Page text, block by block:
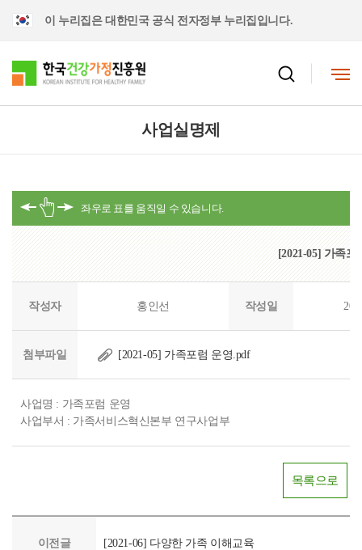
이 누리집은 대한민국 공식 전자정부 누리집입니다.
사업실명제
[2021-05] 가족포
작성자 홍인선 작성일
첨부파일 [2021-05] 가족포럼 운영.pdf
사업명 : 가족포럼 운영
사업부서 : 가족서비스혁신본부 연구사업부
목록으로
이전글 [2021-06] 다양한 가족 이해교육